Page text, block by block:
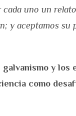
cada uno un
y aceptamos su
y los
como